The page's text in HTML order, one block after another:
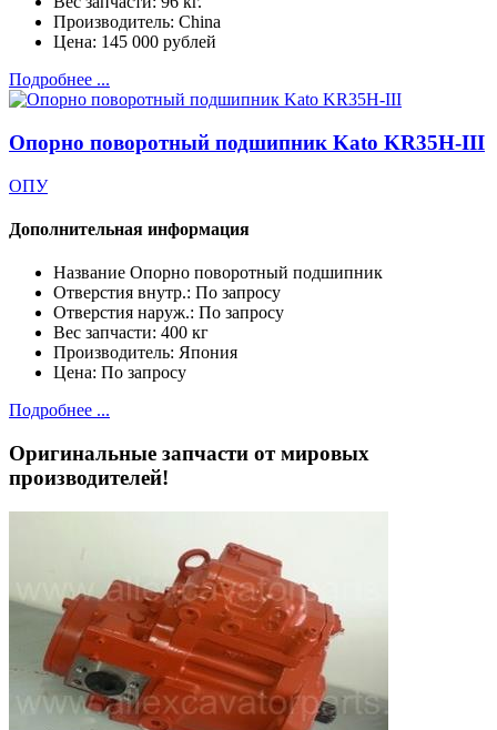
Производитель: China
Цена: 145 000 рублей
Подробнее ...
Опорно поворотный подшипник Kato KR35H-III
ОПУ
Дополнительная информация
Название Опорно поворотный подшипник
Отверстия внутр.: По запросу
Отверстия наруж.: По запросу
Вес запчасти: 400 кг
Производитель: Япония
Цена: По запросу
Подробнее ...
Оригинальные запчасти от мировых
производителей!